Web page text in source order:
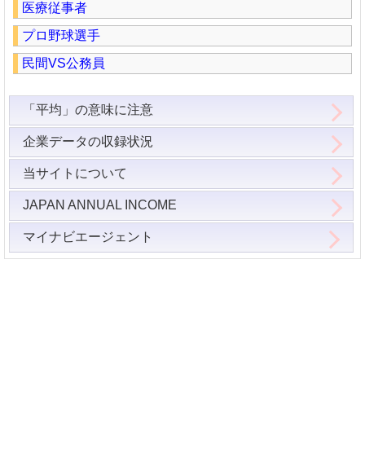
医療従事者
プロ野球選手
民間VS公務員
「平均」の意味に注意
企業データの収録状況
当サイトについて
JAPAN ANNUAL INCOME
マイナビエージェント